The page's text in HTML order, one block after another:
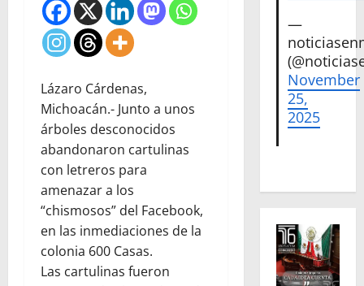
Lázaro Cárdenas,
Michoacán.- Junto a unos
árboles desconocidos
abandonaron cartulinas
con letreros para
amenazar a los
“chismosos” del Facebook,
en las inmediaciones de la
colonia 600 Casas.
Las cartulinas fueron
—
November
25,
2025